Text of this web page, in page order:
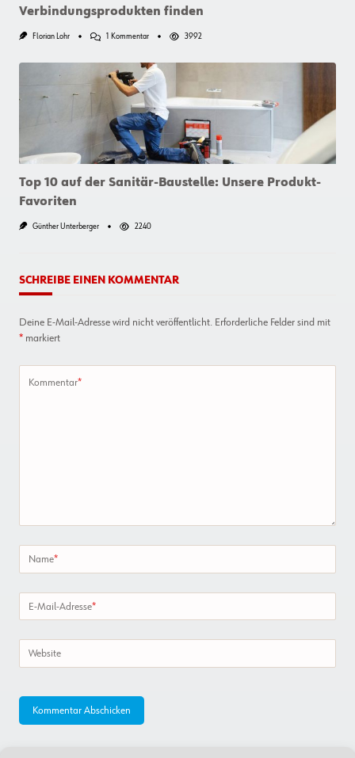
Verbindungsprodukten finden
Florian Lohr 1 KommentarZu
Sie
Den
Weg
Zu
Normgerechten
Verbindungsprodukten
Finden
3992
Top 10 auf der Sanitär-Baustelle: Unsere Produkt-
Favoriten
Günther Unterberger 2240
SCHREIBE EINEN KOMMENTAR
Deine E-Mail-Adresse wird nicht veröffentlicht. Erforderliche Felder sind mit
* markiert
Kommentar*
Name*
E-Mail-Adresse*
Website